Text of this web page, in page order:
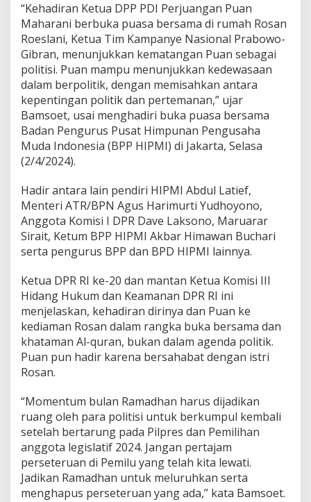
k
M
e
n
e
r
i
m
P
u
t
a
n
H
a
s
i
e
m
i
l
2
0
“Kehadiran Ketua DPP PDI Perjuangan Puan
Maharani berbuka puasa bersama di rumah Rosan
Roeslani, Ketua Tim Kampanye Nasional Prabowo-
Gibran, menunjukkan kematangan Puan sebagai
politisi. Puan mampu menunjukkan kedewasaan
dalam berpolitik, dengan memisahkan antara
kepentingan politik dan pertemanan,” ujar
Bamsoet, usai menghadiri buka puasa bersama
Badan Pengurus Pusat Himpunan Pengusaha
Muda Indonesia (BPP HIPMI) di Jakarta, Selasa
(2/4/2024).
Hadir antara lain pendiri HIPMI Abdul Latief,
Menteri ATR/BPN Agus Harimurti Yudhoyono,
Anggota Komisi I DPR Dave Laksono, Maruarar
Sirait, Ketum BPP HIPMI Akbar Himawan Buchari
serta pengurus BPP dan BPD HIPMI lainnya.
Ketua DPR RI ke-20 dan mantan Ketua Komisi III
Hidang Hukum dan Keamanan DPR RI ini
menjelaskan, kehadiran dirinya dan Puan ke
kediaman Rosan dalam rangka buka bersama dan
khataman Al-quran, bukan dalam agenda politik.
Puan pun hadir karena bersahabat dengan istri
Rosan.
“Momentum bulan Ramadhan harus dijadikan
ruang oleh para politisi untuk berkumpul kembali
setelah bertarung pada Pilpres dan Pemilihan
anggota legislatif 2024. Jangan pertajam
perseteruan di Pemilu yang telah kita lewati.
Jadikan Ramadhan untuk meluruhkan serta
menghapus perseteruan yang ada,” kata Bamsoet.